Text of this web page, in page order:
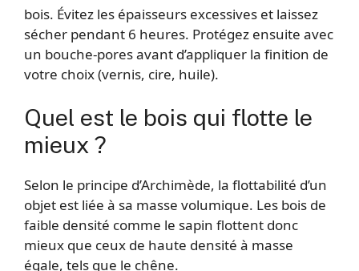
bois. Évitez les épaisseurs excessives et laissez
sécher pendant 6 heures. Protégez ensuite avec
un bouche-pores avant d’appliquer la finition de
votre choix (vernis, cire, huile).
Quel est le bois qui flotte le
mieux ?
Selon le principe d’Archimède, la flottabilité d’un
objet est liée à sa masse volumique. Les bois de
faible densité comme le sapin flottent donc
mieux que ceux de haute densité à masse
égale, tels que le chêne.